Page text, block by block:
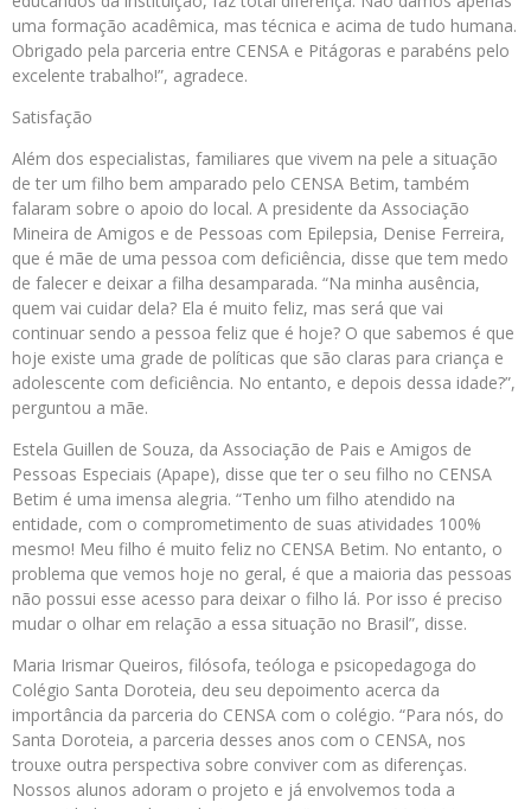
uma formação acadêmica, mas técnica e acima de tudo humana.
Obrigado pela parceria entre CENSA e Pitágoras e parabéns pelo
excelente trabalho!”, agradece.
Satisfação
Além dos especialistas, familiares que vivem na pele a situação
de ter um filho bem amparado pelo CENSA Betim, também
falaram sobre o apoio do local. A presidente da Associação
Mineira de Amigos e de Pessoas com Epilepsia, Denise Ferreira,
que é mãe de uma pessoa com deficiência, disse que tem medo
de falecer e deixar a filha desamparada. “Na minha ausência,
quem vai cuidar dela? Ela é muito feliz, mas será que vai
continuar sendo a pessoa feliz que é hoje? O que sabemos é que
hoje existe uma grade de políticas que são claras para criança e
adolescente com deficiência. No entanto, e depois dessa idade?”,
perguntou a mãe.
Estela Guillen de Souza, da Associação de Pais e Amigos de
Pessoas Especiais (Apape), disse que ter o seu filho no CENSA
Betim é uma imensa alegria. “Tenho um filho atendido na
entidade, com o comprometimento de suas atividades 100%
mesmo! Meu filho é muito feliz no CENSA Betim. No entanto, o
problema que vemos hoje no geral, é que a maioria das pessoas
não possui esse acesso para deixar o filho lá. Por isso é preciso
mudar o olhar em relação a essa situação no Brasil”, disse.
Maria Irismar Queiros, filósofa, teóloga e psicopedagoga do
Colégio Santa Doroteia, deu seu depoimento acerca da
importância da parceria do CENSA com o colégio. “Para nós, do
Santa Doroteia, a parceria desses anos com o CENSA, nos
trouxe outra perspectiva sobre conviver com as diferenças.
Nossos alunos adoram o projeto e já envolvemos toda a